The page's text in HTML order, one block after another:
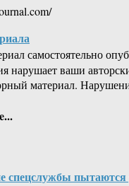
самостоятельно
нарушает ваши
материал.
спецслужбы пытаются